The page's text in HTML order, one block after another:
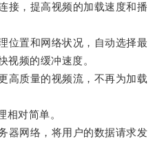
，提高视频的加载速度和播
置和网络状况，自动选择最
视频的缓冲速度。
质量的视频流，不再为加载
对简单。
网络，将用户的数据请求发